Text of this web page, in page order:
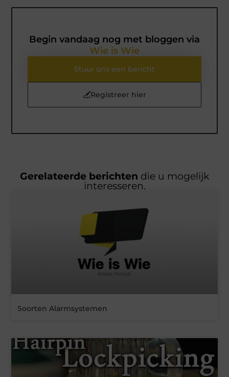
Begin vandaag nog met bloggen via
Wie is Wie
Stuur ons een bericht
Registreer hier
Gerelateerde berichten die u mogelijk
interesseren.
Soorten Alarmsystemen